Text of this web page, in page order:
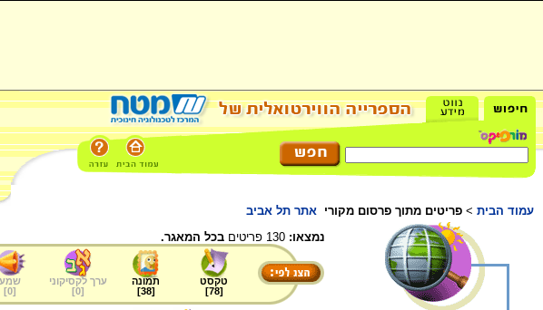
עמוד הבית > פריטים מתוך פרסום מקורי אתר תל אביב
נמצאו:
בכל המאגר.
טקסט
[
78
]
תמונה
[
38
]
ערך לקסיקוני
[
0
]
שמע
[
0
]